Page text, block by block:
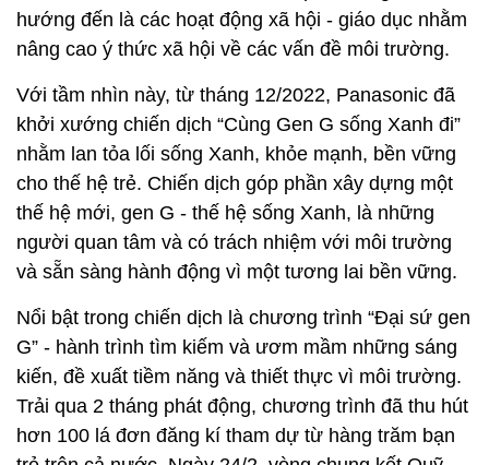
hướng đến là các hoạt động xã hội - giáo dục nhằm
nâng cao ý thức xã hội về các vấn đề môi trường.
Với tầm nhìn này, từ tháng 12/2022, Panasonic đã
khởi xướng chiến dịch “Cùng Gen G sống Xanh đi”
nhằm lan tỏa lối sống Xanh, khỏe mạnh, bền vững
cho thế hệ trẻ. Chiến dịch góp phần xây dựng một
thế hệ mới, gen G - thế hệ sống Xanh, là những
người quan tâm và có trách nhiệm với môi trường
và sẵn sàng hành động vì một tương lai bền vững.
Nổi bật trong chiến dịch là chương trình “Đại sứ gen
G” - hành trình tìm kiếm và ươm mầm những sáng
kiến, đề xuất tiềm năng và thiết thực vì môi trường.
Trải qua 2 tháng phát động, chương trình đã thu hút
hơn 100 lá đơn đăng kí tham dự từ hàng trăm bạn